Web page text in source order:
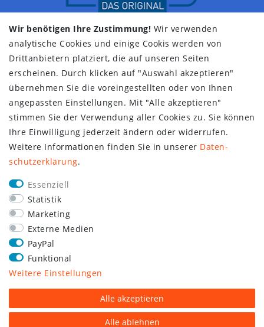
Wir benötigen Ihre Zustimmung! Wir verwenden
analytische Cookies und einige Cookis werden von
Drittanbietern platziert, die auf unseren Seiten
erscheinen. Durch klicken auf "Auswahl akzeptieren"
übernehmen Sie die voreingestellten oder von Ihnen
angepassten Einstellungen. Mit "Alle akzeptieren"
stimmen Sie der Verwendung aller Cookies zu. Sie können
Ihre Einwilligung jederzeit ändern oder widerrufen.
Weitere Informationen finden Sie in unserer Daten­
schutz­erklärung.
Essenziell
Statistik
Marketing
Externe Medien
PayPal
Funktional
Weitere Einstellungen
Alle akzeptieren
Alle ablehnen